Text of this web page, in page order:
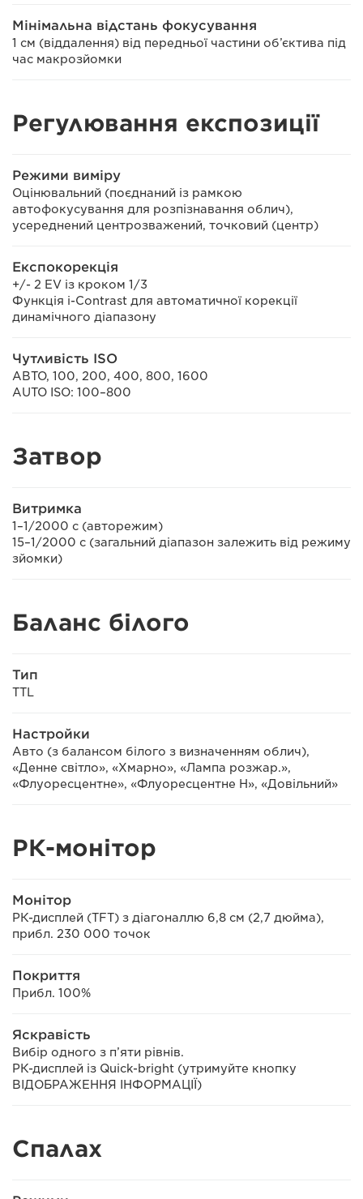
Мінімальна відстань фокусування
1 см (віддалення) від передньої частини об’єктива під
час макрозйомки
Регулювання експозиції
Режими виміру
Оцінювальний (поєднаний із рамкою
автофокусування для розпізнавання облич),
усереднений центрозважений, точковий (центр)
Експокорекція
+/- 2 EV із кроком 1/3
Функція i-Contrast для автоматичної корекції
динамічного діапазону
Чутливість ISO
АВТО, 100, 200, 400, 800, 1600
AUTO ISO: 100–800
Затвор
Витримка
1–1/2000 с (авторежим)
15–1/2000 с (загальний діапазон залежить від режиму
зйомки)
Баланс білого
Тип
TTL
Настройки
Авто (з балансом білого з визначенням облич),
«Денне світло», «Хмарно», «Лампа розжар.»,
«Флуоресцентне», «Флуоресцентне Н», «Довільний»
РК-монітор
Монітор
РК-дисплей (TFT) з діагоналлю 6,8 см (2,7 дюйма),
прибл. 230 000 точок
Покриття
Прибл. 100%
Яскравість
Вибір одного з п’яти рівнів.
РК-дисплей із Quick-bright (утримуйте кнопку
ВІДОБРАЖЕННЯ ІНФОРМАЦІЇ)
Спалах